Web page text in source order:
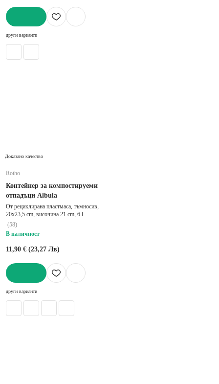
други варианти
Доказано качество
Rotho
Контейнер за компостируеми
отпадъци Albula
От рециклирана пластмаса, тъмносив,
20x23,5 cm, височина 21 cm, 6 l
(58)
В наличност
11,90 € (23,27 Лв)
други варианти